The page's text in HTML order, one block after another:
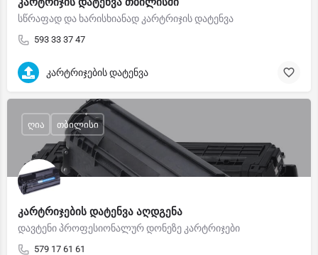
სწრაფად და ხარისხიანად კარტრიჯის დატენვა
593 33 37 47
კარტრიჯების დატენვა
კარტრიჯების დატენვა აღდგენა
დავტენი პროფესიონალურ დონეზე კარტრიჯები
579 17 61 61
ღია თბილისი